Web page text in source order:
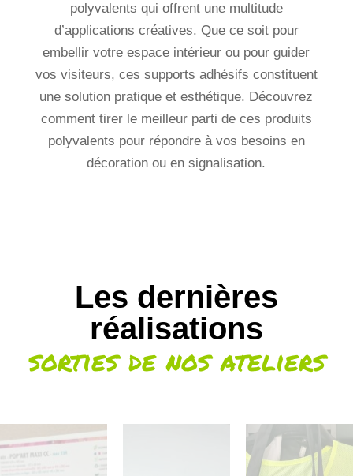
polyvalents qui offrent une multitude
d’applications créatives. Que ce soit pour
embellir votre espace intérieur ou pour guider
vos visiteurs, ces supports adhésifs constituent
une solution pratique et esthétique. Découvrez
comment tirer le meilleur parti de ces produits
polyvalents pour répondre à vos besoins en
décoration ou en signalisation.
Les dernières
réalisations
sorties de nos ateliers